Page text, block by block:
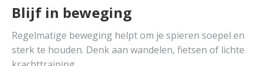
Blijf in beweging
Regelmatige beweging helpt om je spieren soepel en
sterk te houden. Denk aan wandelen, fietsen of lichte